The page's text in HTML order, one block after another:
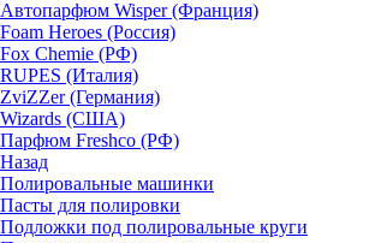
Автопарфюм Wisper (Франция)
Foam Heroes (Россия)
Fox Chemie (РФ)
RUPES (Италия)
ZviZZer (Германия)
Wizards (США)
Парфюм Freshco (РФ)
Назад
Полировальные машинки
Пасты для полировки
Подложки под полировальные круги